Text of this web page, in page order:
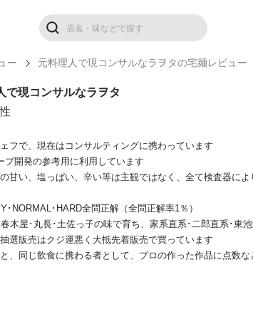
ー 元料理人で現コンサルなラヲタの宅麺レビュー
で現コンサルなラヲタ
フで、現在はコンサルティングに携わっています
プ開発の参考用に利用しています
甘い、塩っぱい、辛い等は主観ではなく、全て検査器に
･NORMAL･HARD全問正解（全問正解率1％）
木屋･丸長･土佐っ子の味で育ち、家系直系･二郎直系･東
選販売はクジ運悪く大抵先着販売で買っています
、同じ飲食に携わる者として、プロの作った作品に点数